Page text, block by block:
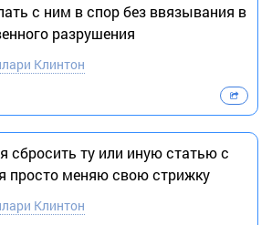
с ним в спор без ввязывания в
разрушения
Клинтон
сбросить ту или иную статью с
просто меняю свою стрижку
Клинтон